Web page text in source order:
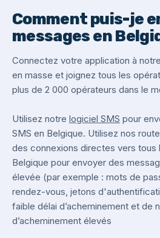
Comment puis-je
messages en
Connectez votre application à notre
en masse et joignez tous les
plus de 2 000 opérateurs dans le
Utilisez notre logiciel SMS pour
SMS en Belgique. Utilisez nos
des connexions directes vers tous
Belgique pour envoyer des
élevée (par exemple : mots de
rendez-vous, jetons
faible délai d’acheminement et de
d’acheminement élevés